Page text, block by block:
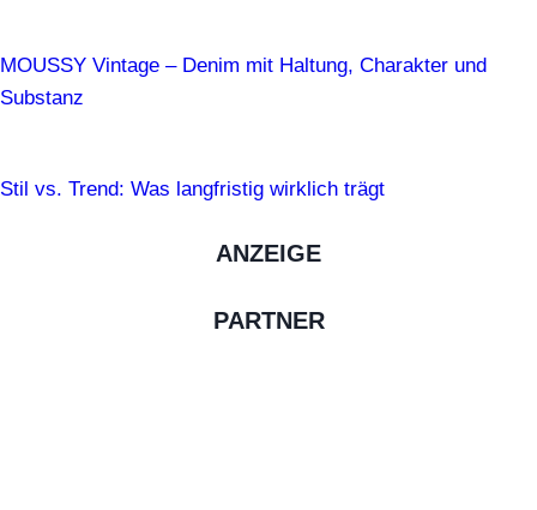
MOUSSY Vintage – Denim mit Haltung, Charakter und
Substanz
Stil vs. Trend: Was langfristig wirklich trägt
ANZEIGE
PARTNER